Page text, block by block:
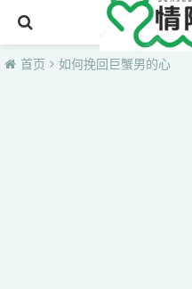
首页
首页 如何挽回巨蟹男的心